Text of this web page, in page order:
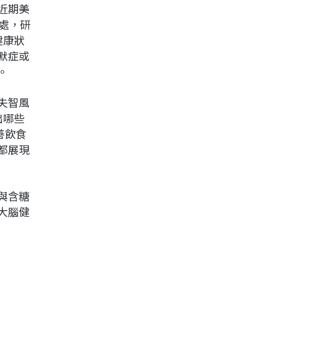
期美
，研
狀
症或
智風
哪些
飲食
展現
含糖
腦健